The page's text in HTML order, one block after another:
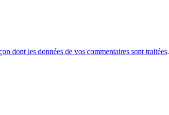
dont les données de vos commentaires sont traitées.